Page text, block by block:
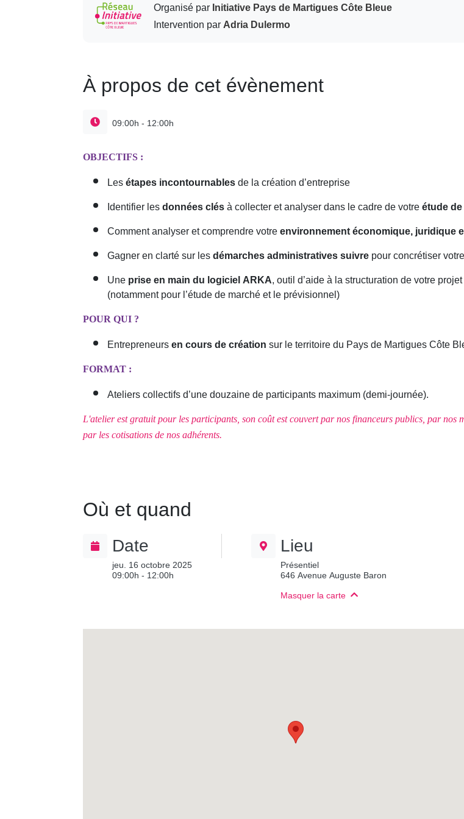
Organisé parInitiative Pays de Martigues Côte Bleue
Intervention parAdria Dulermo
À propos de cet évènement
09:00h - 12:00h
OBJECTIFS :
Lesétapes incontournablesde la création d’entreprise
Identifier lesdonnées clésà collecter et analyser dans le cadre de votreétude
Comment analyser et comprendre votreenvironnement économique, juridique
Gagner en clarté sur lesdémarches administratives suivrepour concrétiser
Uneprise en main du logiciel ARKA, outil d’aide à la structuration de votre projet
(notamment pour l’étude de marché et le prévisionnel)
POUR QUI ?
Entrepreneursen cours de créationsur le territoire du Pays de Martigues Côte
FORMAT :
Ateliers collectifs d’une douzaine de participants maximum (demi-journée).
L'atelier est gratuit pour les participants, son coût est couvert par nos financeurs publics, par nos
par les cotisations de nos adhérents.
Où et quand
Date
jeu. 16 octobre 2025
09:00h - 12:00h
Lieu
Présentiel
646 Avenue Auguste Baron
Masquer la carte